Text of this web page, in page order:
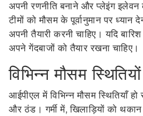
अपनी रणनीति बनाने और प्लेइंग
टीमों को मौसम के पूर्वानुमान पर
अपनी तैयारी करनी चाहिए। यदि
अपने गेंदबाजों को तैयार रखना चाहिए।
विभिन्न मौसम
आईपीएल में विभिन्न मौसम स्थितियाँ
और ठंड। गर्मी में, खिलाड़ियों को